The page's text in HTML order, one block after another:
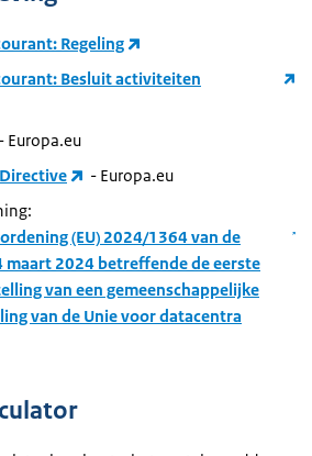
Regeling
Besluit activiteiten
- Europa.eu
- Europa.eu
(EU) 2024/1364 van de
maart 2024 betreffende de eerste
van een gemeenschappelijke
van de Unie voor datacentra